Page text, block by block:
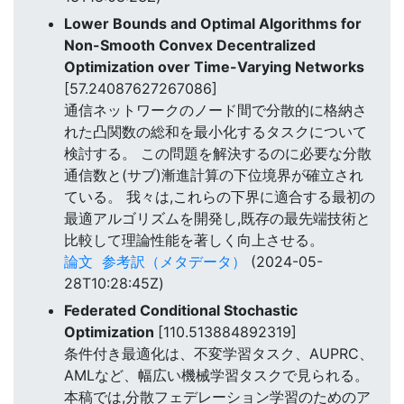
Lower Bounds and Optimal Algorithms for
Non-Smooth Convex Decentralized
Optimization over Time-Varying Networks
[57.24087627267086]
通信ネットワークのノード間で分散的に格納さ
れた凸関数の総和を最小化するタスクについて
検討する。 この問題を解決するのに必要な分散
通信数と(サブ)漸進計算の下位境界が確立され
ている。 我々は,これらの下界に適合する最初の
最適アルゴリズムを開発し,既存の最先端技術と
比較して理論性能を著しく向上させる。
論文 参考訳（メタデータ）
(2024-05-
28T10:28:45Z)
Federated Conditional Stochastic
Optimization [110.513884892319]
条件付き最適化は、不変学習タスク、AUPRC、
AMLなど、幅広い機械学習タスクで見られる。
本稿では,分散フェデレーション学習のためのア